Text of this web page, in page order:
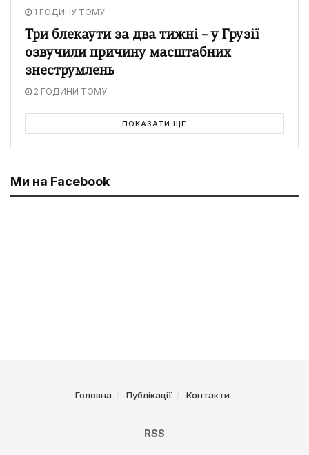
1 ГОДИНУ ТОМУ
Три блекаути за два тижні – у Грузії
озвучили причину масштабних
знеструмлень
2 ГОДИНИ ТОМУ
ПОКАЗАТИ ЩЕ
Ми на Facebook
Головна Публікації Контакти
RSS